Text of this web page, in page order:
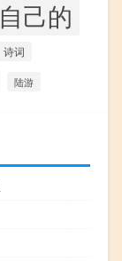
自己的
诗词
陆游